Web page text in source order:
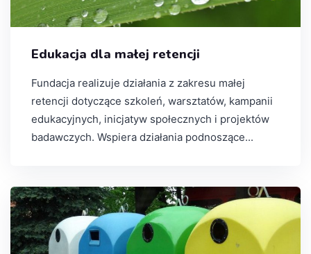
Edukacja dla małej retencji
Fundacja realizuje działania z zakresu małej
retencji dotyczące szkoleń, warsztatów, kampanii
edukacyjnych, inicjatyw społecznych i projektów
badawczych. Wspiera działania podnoszące...